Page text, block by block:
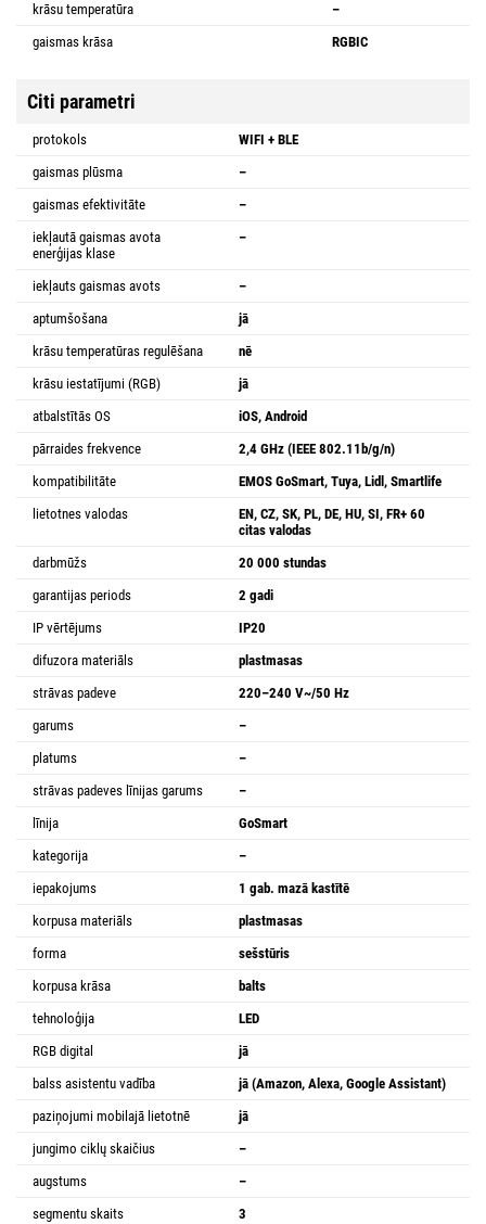
krāsu temperatūra
–
gaismas krāsa
RGBIC
Citi parametri
protokols
WIFI + BLE
gaismas plūsma
–
gaismas efektivitāte
–
iekļautā gaismas avota
enerģijas klase
–
iekļauts gaismas avots
–
aptumšošana
jā
krāsu temperatūras regulēšana
nē
krāsu iestatījumi (RGB)
jā
atbalstītās OS
iOS, Android
pārraides frekvence
2,4 GHz (IEEE 802.11b/g/n)
kompatibilitāte
EMOS GoSmart, Tuya, Lidl, Smartlife
lietotnes valodas
EN, CZ, SK, PL, DE, HU, SI, FR+ 60
citas valodas
darbmūžs
20 000 stundas
garantijas periods
2 gadi
IP vērtējums
IP20
difuzora materiāls
plastmasas
strāvas padeve
220–240 V~/50 Hz
garums
–
platums
–
strāvas padeves līnijas garums
–
līnija
GoSmart
kategorija
–
iepakojums
1 gab. mazā kastītē
korpusa materiāls
plastmasas
forma
sešstūris
korpusa krāsa
balts
tehnoloģija
LED
RGB digital
jā
balss asistentu vadība
jā (Amazon, Alexa, Google Assistant)
paziņojumi mobilajā lietotnē
jā
jungimo ciklų skaičius
–
augstums
–
segmentu skaits
3